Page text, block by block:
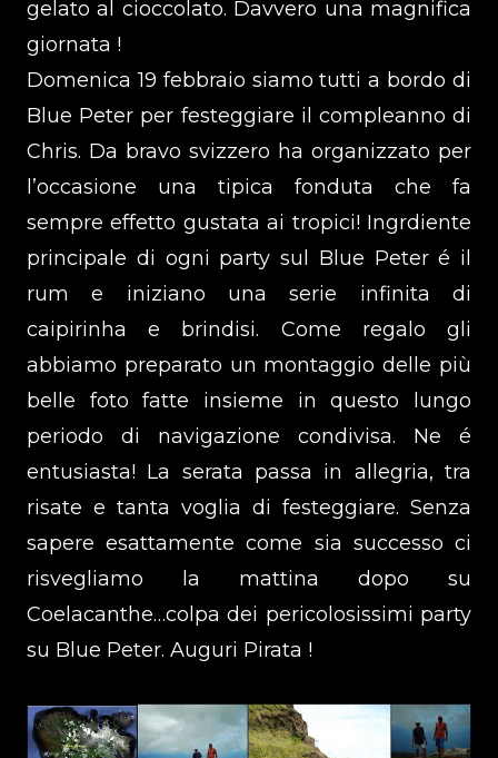
gelato al cioccolato. Davvero una magnifica
giornata !
Domenica 19 febbraio siamo tutti a bordo di
Blue Peter per festeggiare il compleanno di
Chris. Da bravo svizzero ha organizzato per
l’occasione una tipica fonduta che fa
sempre effetto gustata ai tropici! Ingrdiente
principale di ogni party sul Blue Peter é il
rum e iniziano una serie infinita di
caipirinha e brindisi. Come regalo gli
abbiamo preparato un montaggio delle più
belle foto fatte insieme in questo lungo
periodo di navigazione condivisa. Ne é
entusiasta! La serata passa in allegria, tra
risate e tanta voglia di festeggiare. Senza
sapere esattamente come sia successo ci
risvegliamo la mattina dopo su
Coelacanthe…colpa dei pericolosissimi party
su Blue Peter. Auguri Pirata !